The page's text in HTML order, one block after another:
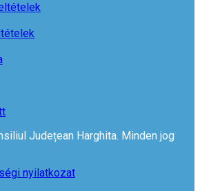
Județean Harghita. Minden jog
nyilatkozat